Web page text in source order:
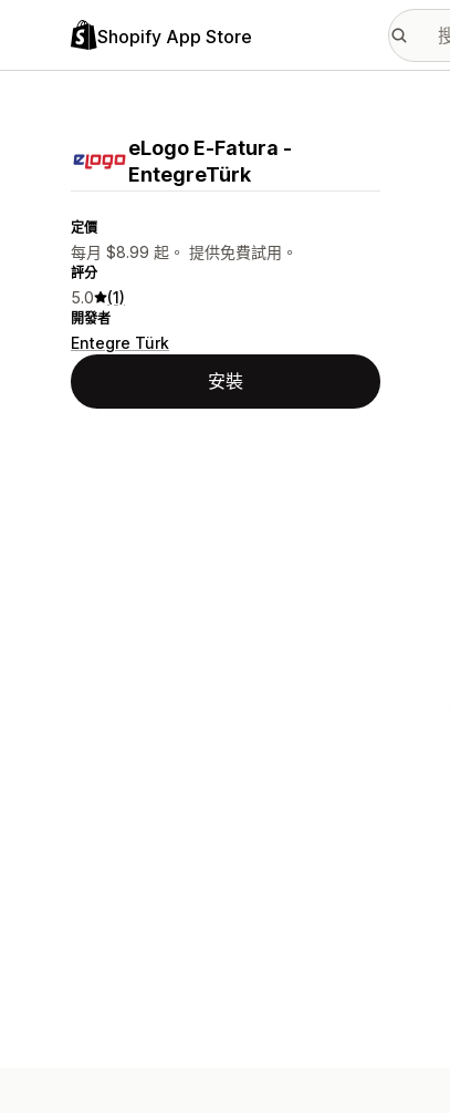
Shopify App Store
eLogo E‑Fatura ‑
EntegreTürk
定價
每月 $8.99 起。 提供免費試用。
評分
5.0 (1)
開發者
Entegre Türk
安裝